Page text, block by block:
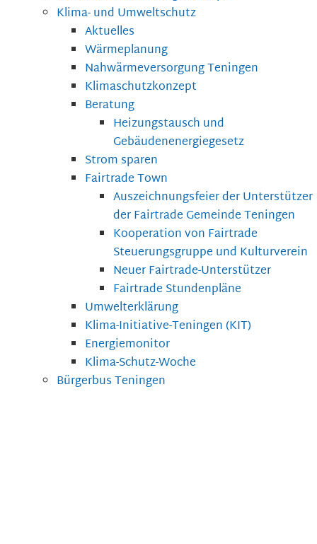
Klima- und Umweltschutz
Aktuelles
Wärmeplanung
Nahwärmeversorgung Teningen
Klimaschutzkonzept
Beratung
Heizungstausch und
Gebäudenenergiegesetz
Strom sparen
Fairtrade Town
Auszeichnungsfeier der Unterstützer
der Fairtrade Gemeinde Teningen
Kooperation von Fairtrade
Steuerungsgruppe und Kulturverein
Neuer Fairtrade-Unterstützer
Fairtrade Stundenpläne
Umwelterklärung
Klima-Initiative-Teningen (KIT)
Energiemonitor
Klima-Schutz-Woche
Bürgerbus Teningen